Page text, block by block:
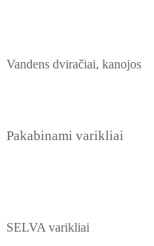
Vandens dviračiai, kanojos
Pakabinami varikliai
SELVA varikliai